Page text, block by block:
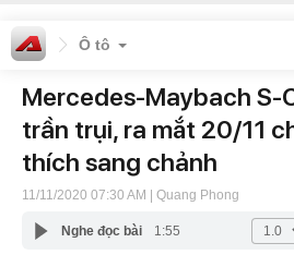
Ô tô
Mercedes-Maybach S-
trần trụi, ra mắt 20/11
thích sang chảnh
11/11/2020 07:30 AM | Quang Phong
Nghe đọc bài 1:55